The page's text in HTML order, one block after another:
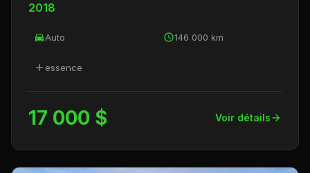
2018
Auto 146 000 km
essence
17 000 $ Voir détails